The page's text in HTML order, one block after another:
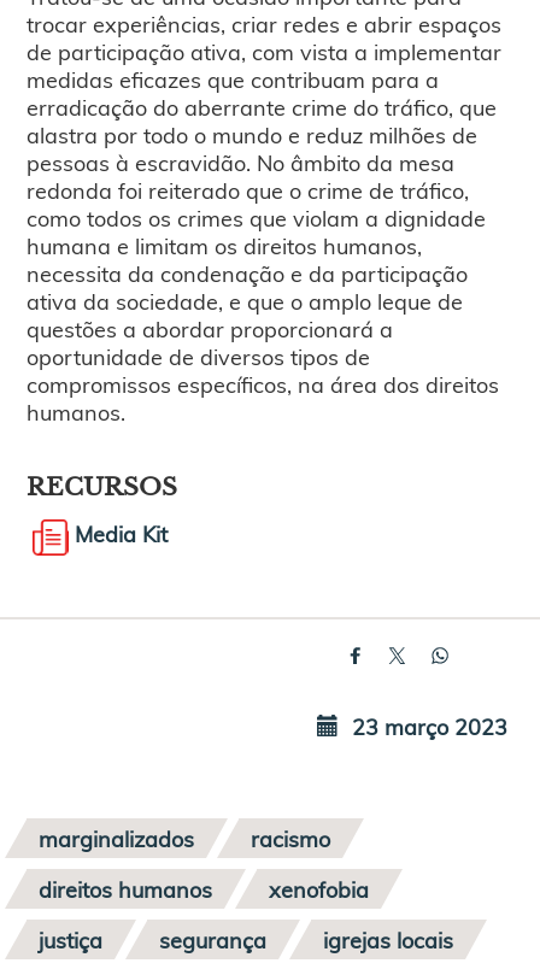
trocar experiências, criar redes e abrir espaços
de participação ativa, com vista a implementar
medidas eficazes que contribuam para a
erradicação do aberrante crime do tráfico, que
alastra por todo o mundo e reduz milhões de
pessoas à escravidão. No âmbito da mesa
redonda foi reiterado que o crime de tráfico,
como todos os crimes que violam a dignidade
humana e limitam os direitos humanos,
necessita da condenação e da participação
ativa da sociedade, e que o amplo leque de
questões a abordar proporcionará a
oportunidade de diversos tipos de
compromissos específicos, na área dos direitos
humanos.
RECURSOS
Media Kit
23 março 2023
marginalizados
racismo
direitos humanos
xenofobia
justiça
segurança igrejas locais